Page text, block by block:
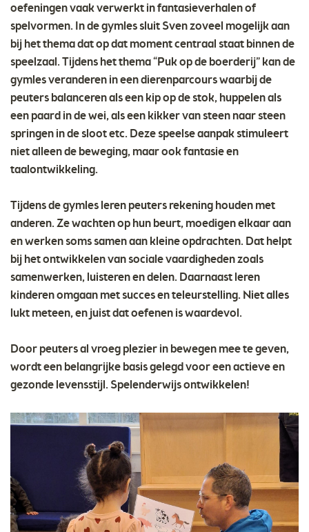
oefeningen vaak verwerkt in fantasieverhalen of
spelvormen. In de gymles sluit Sven zoveel mogelijk aan
bij het thema dat op dat moment centraal staat binnen de
speelzaal. Tijdens het thema “Puk op de boerderij” kan de
gymles veranderen in een dierenparcours waarbij de
peuters balanceren als een kip op de stok, huppelen als
een paard in de wei, als een kikker van steen naar steen
springen in de sloot etc. Deze speelse aanpak stimuleert
niet alleen de beweging, maar ook fantasie en
taalontwikkeling.
Tijdens de gymles leren peuters rekening houden met
anderen. Ze wachten op hun beurt, moedigen elkaar aan
en werken soms samen aan kleine opdrachten. Dat helpt
bij het ontwikkelen van sociale vaardigheden zoals
samenwerken, luisteren en delen. Daarnaast leren
kinderen omgaan met succes en teleurstelling. Niet alles
lukt meteen, en juist dat oefenen is waardevol.
Door peuters al vroeg plezier in bewegen mee te geven,
wordt een belangrijke basis gelegd voor een actieve en
gezonde levensstijl. Spelenderwijs ontwikkelen!